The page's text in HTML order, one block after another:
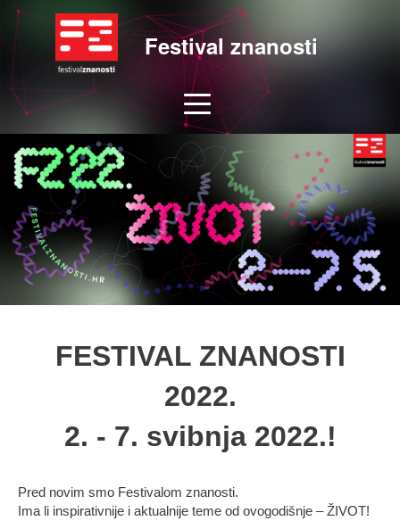
Festival znanosti
FESTIVAL ZNANOSTI
2022.
2. - 7. svibnja 2022.!
Pred novim smo Festivalom znanosti.
Ima li inspirativnije i aktualnije teme od ovogodišnje – ŽIVOT!